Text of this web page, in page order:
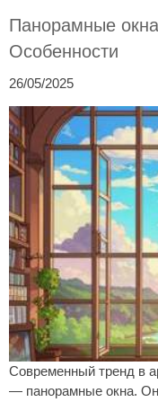
Панорамные
Особенности
26/05/2025
Современный тренд в
— панорамные окна.